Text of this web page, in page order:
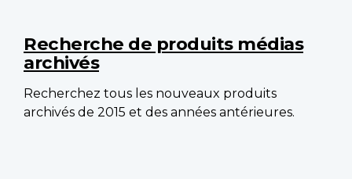
Recherche de produits médias
archivés
Recherchez tous les nouveaux produits
archivés de 2015 et des années antérieures.